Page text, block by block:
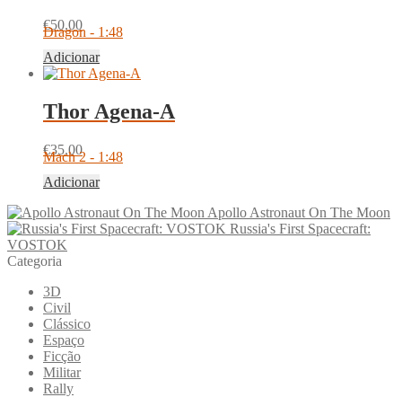
€50.00
Dragon - 1:48
Adicionar
Thor Agena-A
€35.00
Mach 2 - 1:48
Adicionar
Apollo Astronaut On The Moon
Russia's First Spacecraft:
VOSTOK
Categoria
3D
Civil
Clássico
Espaço
Ficção
Militar
Rally